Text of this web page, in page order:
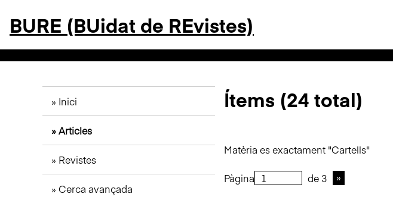
t
a
BURE (BUidat de REvistes)
Inici
Articles
Revistes
Cerca avançada
Ítems (24 total)
Matèria es exactament "Cartells"
Pàgina de 3